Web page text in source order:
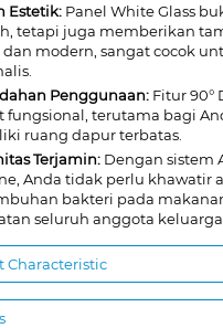
Estetik:Panel White Glass
tetapi juga memberikan
dan modern, sangat cocok
Penggunaan:Fitur 90°
fungsional, terutama bagi
ruang dapur terbatas.
Terjamin:Dengan sistem
Anda tidak perlu khawatir
bakteri pada
seluruh anggota keluarga.
Characteristic